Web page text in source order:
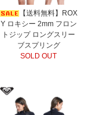
【送料無料】ROX
Y ロキシー 2mm フロン
トジップ ロングスリー
ブスプリング
SOLD OUT